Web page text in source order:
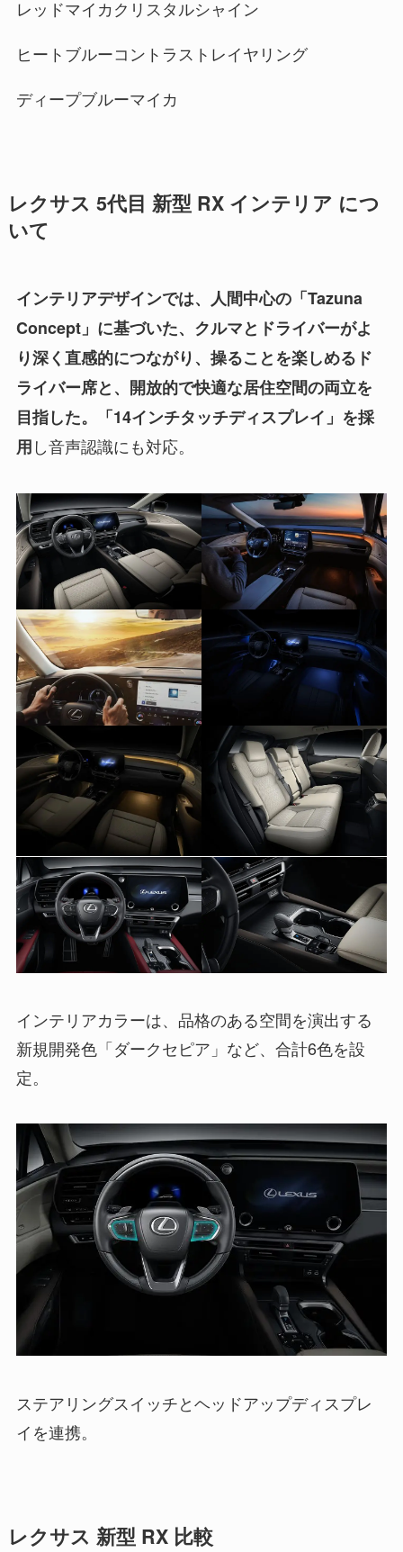
レッドマイカクリスタルシャイン
ヒートブルーコントラストレイヤリング
ディープブルーマイカ
レクサス 5代目 新型 RX インテリア につ
いて
インテリアデザインでは、人間中心の「Tazuna
Concept」に基づいた、クルマとドライバーがよ
り深く直感的につながり、操ることを楽しめるド
ライバー席と、開放的で快適な居住空間の両立を
目指した。「14インチタッチディスプレイ」を採
用し音声認識にも対応。
インテリアカラーは、品格のある空間を演出する
新規開発色「ダークセピア」など、合計6色を設
定。
ステアリングスイッチとヘッドアップディスプレ
イを連携。
レクサス 新型 RX 比較